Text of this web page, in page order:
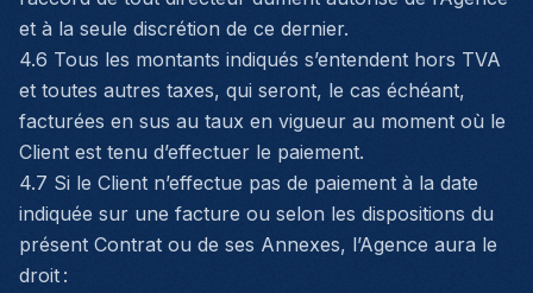
et à la seule discrétion de ce dernier.
4.6 Tous les montants indiqués s’entendent hors TVA
et toutes autres taxes, qui seront, le cas échéant,
facturées en sus au taux en vigueur au moment où le
Client est tenu d’effectuer le paiement.
4.7 Si le Client n’effectue pas de paiement à la date
indiquée sur une facture ou selon les dispositions du
présent Contrat ou de ses Annexes, l’Agence aura le
droit :